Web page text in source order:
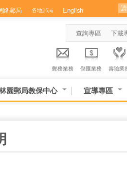
路郵局 各地郵局 English
查詢專區 下載
郵務業務 儲匯業務 壽險業
園郵局教保中心 宣導專區